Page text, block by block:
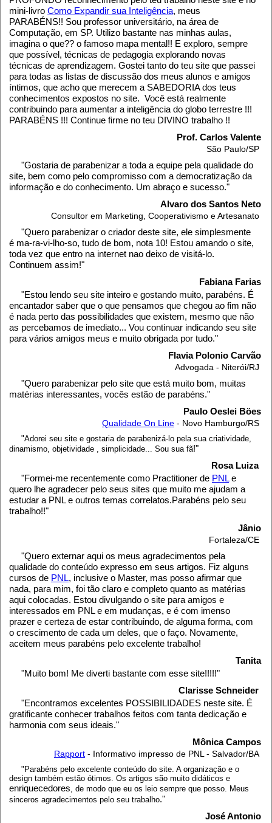
mini-livro Como Expandir sua Inteligência, meus
PARABÉNS!! Sou professor universitário, na área de
Computação, em SP. Utilizo bastante nas minhas aulas,
imagina o que?? o famoso mapa mental!! E exploro, sempre
que possível, técnicas de pedagogia explorando novas
técnicas de aprendizagem. Gostei tanto do teu site que passei
para todas as listas de discussão dos meus alunos e amigos
íntimos, que acho que merecem a SABEDORIA dos teus
conhecimentos expostos no site. Você está realmente
contribuindo para aumentar a inteligência do globo terrestre !!!
PARABÉNS !!! Continue firme no teu DIVINO trabalho !!
Prof. Carlos Valente
São Paulo/SP
"Gostaria de parabenizar a toda a equipe pela qualidade do
site, bem como pelo compromisso com a democratização da
informação e do conhecimento. Um abraço e sucesso."
Alvaro dos Santos Neto
Consultor em Marketing, Cooperativismo e Artesanato
"Quero parabenizar o criador deste site, ele simplesmente
é ma-ra-vi-lho-so, tudo de bom, nota 10! Estou amando o site,
toda vez que entro na internet nao deixo de visitá-lo.
Continuem assim!"
Fabiana Farias
"Estou lendo seu site inteiro e gostando muito, parabéns. É
encantador saber que o que pensamos que chegou ao fim não
é nada perto das possibilidades que existem, mesmo que não
as percebamos de imediato... Vou continuar indicando seu site
para vários amigos meus e muito obrigada por tudo."
Flavia Polonio Carvão
Advogada - Niterói/RJ
"Quero parabenizar pelo site que está muito bom, muitas
matérias interessantes, vocês estão de parabéns."
Paulo Oeslei Böes
Qualidade On Line - Novo Hamburgo/RS
"Adorei seu site e gostaria de parabenizá-lo pela sua criatividade,
dinamismo, objetividade , simplicidade... Sou sua fã!"
Rosa Luiza
"Formei-me recentemente como Practitioner de PNLe
quero lhe agradecer pelo seus sites que muito me ajudam a
estudar a PNL e outros temas correlatos.Parabéns pelo seu
trabalho!!"
Jânio
Fortaleza/CE
"Quero externar aqui os meus agradecimentos pela
qualidade do conteúdo expresso em seus artigos. Fiz alguns
cursos de PNL, inclusive o Master, mas posso afirmar que
nada, para mim, foi tão claro e completo quanto as matérias
aqui colocadas. Estou divulgando o site para amigos e
interessados em PNL e em mudanças, e é com imenso
prazer e certeza de estar contribuindo, de alguma forma, com
o crescimento de cada um deles, que o faço. Novamente,
aceitem meus parabéns pelo excelente trabalho!
Tanita
"Muito bom! Me diverti bastante com esse site!!!!!"
Clarisse Schneider
"Encontramos excelentes POSSIBILIDADES neste site. É
gratificante conhecer trabalhos feitos com tanta dedicação e
harmonia com seus ideais."
Mônica Campos
Rapport - Informativo impresso de PNL - Salvador/BA
"Parabéns pelo excelente conteúdo do site. A organização e o
design também estão ótimos. Os artigos são muito didáticos e
enriquecedores, de modo que eu os leio sempre que posso. Meus
sinceros agradecimentos pelo seu trabalho."
José Antonio